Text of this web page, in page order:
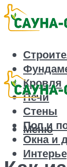
Кровля
Печи
Стены
Пол и
Окна и
Меню